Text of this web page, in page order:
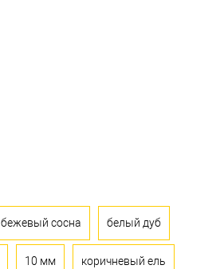
бежевый сосна белый дуб
10 мм коричневый ель